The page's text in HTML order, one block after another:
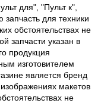
для", "Пульт к",
для техники
обстоятельствах не
запчасти указан в
продукция
изготовителем
является бренд
макетов
не